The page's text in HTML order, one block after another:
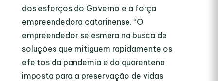
dos esforços do Governo e a força
empreendedora catarinense. “O
empreendedor se esmera na busca de
soluções que mitiguem rapidamente os
efeitos da pandemia e da quarentena
imposta para a preservação de vidas